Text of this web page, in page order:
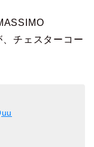
チェスターコー